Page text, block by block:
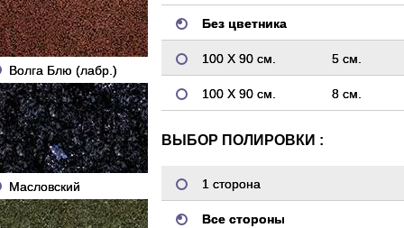
Волга Блю (лабр.)
Масловский
Без цветника
100 Х 90 см. 5 см.
100 Х 90 см. 8 см.
ВЫБОР ПОЛИРОВКИ :
1 сторона
Все стороны